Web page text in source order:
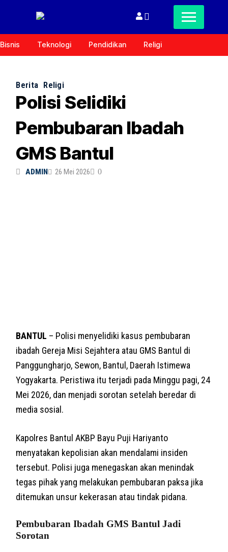
Bisnis Teknologi Pendidikan Religi
Berita Religi
Polisi Selidiki
Pembubaran Ibadah
GMS Bantul
ADMIN 26 Mei 2026 0
BANTUL – Polisi menyelidiki kasus pembubaran
ibadah Gereja Misi Sejahtera atau GMS Bantul di
Panggungharjo, Sewon, Bantul, Daerah Istimewa
Yogyakarta. Peristiwa itu terjadi pada Minggu pagi, 24
Mei 2026, dan menjadi sorotan setelah beredar di
media sosial.
Kapolres Bantul AKBP Bayu Puji Hariyanto
menyatakan kepolisian akan mendalami insiden
tersebut. Polisi juga menegaskan akan menindak
tegas pihak yang melakukan pembubaran paksa jika
ditemukan unsur kekerasan atau tindak pidana.
Pembubaran Ibadah GMS Bantul Jadi
Sorotan